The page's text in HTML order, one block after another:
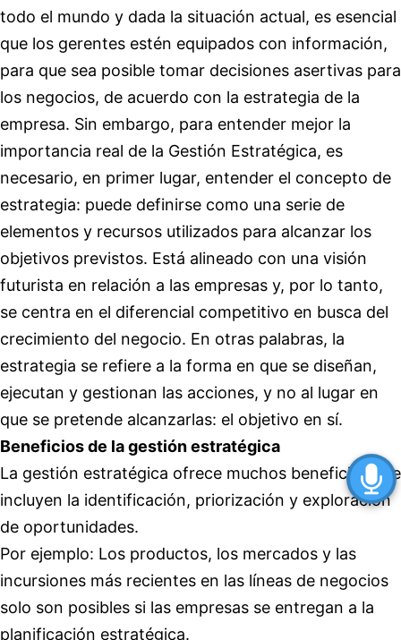
todo el mundo y dada la situación actual, es esencial
que los gerentes estén equipados con información,
para que sea posible tomar decisiones asertivas para
los negocios, de acuerdo con la estrategia de la
empresa. Sin embargo, para entender mejor la
importancia real de la Gestión Estratégica, es
necesario, en primer lugar, entender el concepto de
estrategia: puede definirse como una serie de
elementos y recursos utilizados para alcanzar los
objetivos previstos. Está alineado con una visión
futurista en relación a las empresas y, por lo tanto,
se centra en el diferencial competitivo en busca del
crecimiento del negocio. En otras palabras, la
estrategia se refiere a la forma en que se diseñan,
ejecutan y gestionan las acciones, y no al lugar en
que se pretende alcanzarlas: el objetivo en sí.
Beneficios de la gestión estratégica
La gestión estratégica ofrece muchos beneficios que
incluyen la identificación, priorización y exploración
de oportunidades.
Por ejemplo: Los productos, los mercados y las
incursiones más recientes en las líneas de negocios
solo son posibles si las empresas se entregan a la
planificación estratégica.